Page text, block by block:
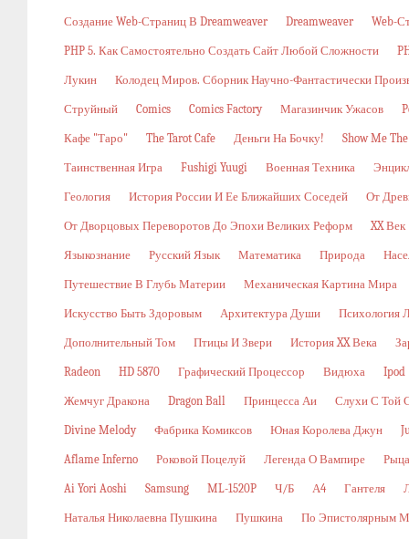
Создание Web-Страниц В Dreamweaver Dreamweaver Web-
PHP 5. Как Самостоятельно Создать Сайт Любой Сложности
Лукин Колодец Миров. Сборник Научно-Фантастически
Струйный Comics Comics Factory Магазинчик Ужасов
Кафе "Таро" The Tarot Cafe Деньги На Бочку! Show Me
Таинственная Игра Fushigi Yuugi Военная Техника
Геология История России И Ее Ближайших Соседей От
От Дворцовых Переворотов До Эпохи Великих Реформ XX Век
Языкознание Русский Язык Математика Природа
Путешествие В Глубь Материи Механическая Картина Мира
Искусство Быть Здоровым Архитектура Души Психология
Дополнительный Том Птицы И Звери История XX Века
Radeon HD 5870 Графический Процессор Видюха Ipod
Жемчуг Дракона Dragon Ball Принцесса Аи Слухи С Той
Divine Melody Фабрика Комиксов Юная Королева Джун
Aflame Inferno Роковой Поцелуй Легенда О Вампире
Ai Yori Aoshi Samsung ML-1520P Ч/б А4 Гантеля
Наталья Николаевна Пушкина Пушкина По Эпистолярным